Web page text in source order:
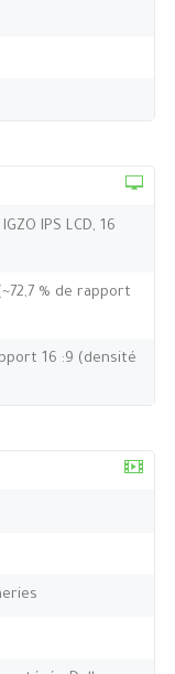
IPS LCD, 16
% de rapport
16 :9 (densité